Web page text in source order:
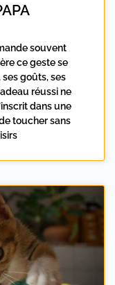
souvent
ce geste se
ses goûts, ses
réussi ne
dans une
toucher sans